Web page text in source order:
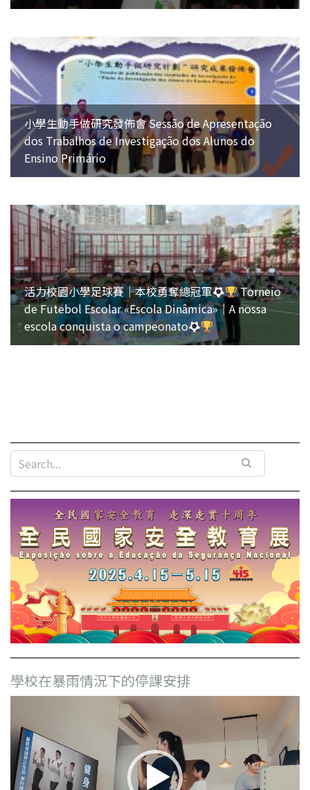
小學生動手做研究發佈會 Sessão de Apresentação
dos Trabalhos de Investigação dos Alunos do
Ensino Primário
活力校園小學足球賽｜本校勇奪總冠軍
Torneio
de Futebol Escolar «Escola Dinâmica»｜A nossa
escola conquista o campeonato
學校在暴雨情況下的停課安排
播
放
器